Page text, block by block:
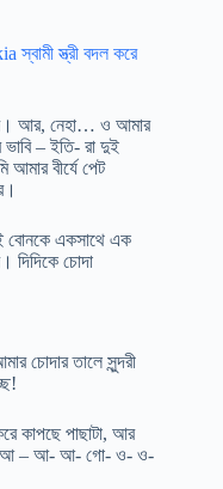
স্ত্রী বদল করে
আর, নেহা… ও আমার
– ইতি- রা দুই
বীর্যে পেট
বোনকে একসাথে এক
দিদিকে চোদা
চোদার তালে সুন্দরী
কাপছে পাছাটা, আর
আ – আ- আ- গো- ও- ও-